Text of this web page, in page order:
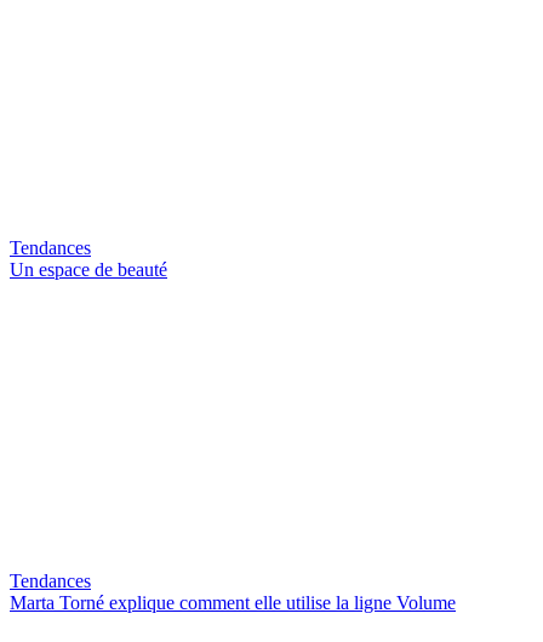
Tendances
Un espace de beauté
Tendances
Marta Torné explique comment elle utilise la ligne Volume